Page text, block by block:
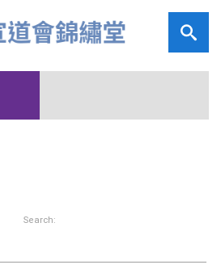
Search: